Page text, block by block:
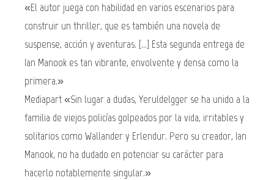
«El autor juega con habilidad en varios escenarios para
construir un thriller, que es también una novela de
suspense, acción y aventuras. [...] Esta segunda entrega de
Ian Manook es tan vibrante, envolvente y densa como la
primera.»
Mediapart «Sin lugar a dudas, Yeruldelgger se ha unido a la
familia de viejos policías golpeados por la vida, irritables y
solitarios como Wallander y Erlendur. Pero su creador, Ian
Manook, no ha dudado en potenciar su carácter para
hacerlo notablemente singular.»